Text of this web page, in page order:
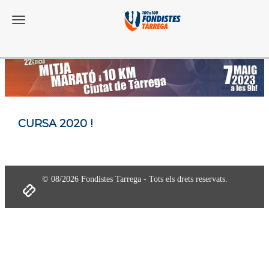
Toggle navigation
CURSA 2020 !
© 08/2026 Fondistes Tarrega - Tots els drets reservats.